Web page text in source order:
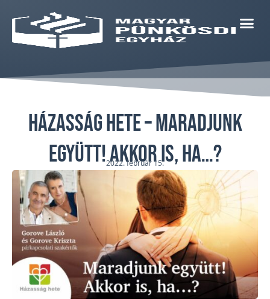
Házasság Hete – Maradjunk
együtt! Akkor is, ha…?
2022. február 15.